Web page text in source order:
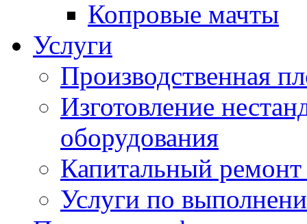
Копровые мачты
Услуги
Производственная
Изготовление
оборудования
Капитальный ремонт
Услуги по